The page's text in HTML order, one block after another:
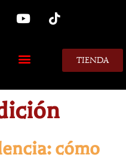
TIENDA
cómo